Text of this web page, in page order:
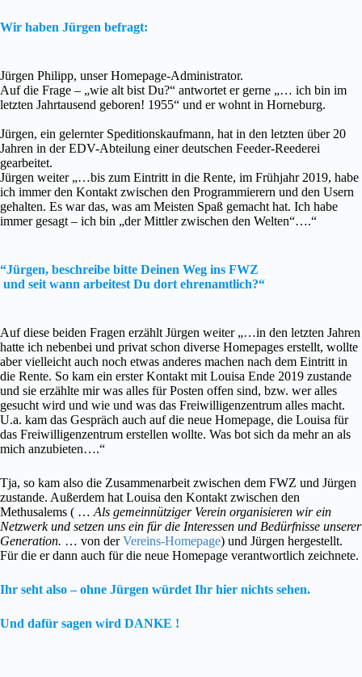
Wir haben Jürgen befragt:
Jürgen Philipp, unser Homepage-Administrator.
Auf die Frage – „wie alt bist Du?“ antwortet er gerne „… ich bin im
letzten Jahrtausend geboren! 1955“ und er wohnt in Horneburg.
Jürgen, ein gelernter Speditionskaufmann, hat in den letzten über 20
Jahren in der EDV-Abteilung einer deutschen Feeder-Reederei
gearbeitet.
Jürgen weiter „…bis zum Eintritt in die Rente, im Frühjahr 2019, habe
ich immer den Kontakt zwischen den Programmierern und den Usern
gehalten. Es war das, was am Meisten Spaß gemacht hat. Ich habe
immer gesagt – ich bin „der Mittler zwischen den Welten“….“
“Jürgen, beschreibe bitte Deinen Weg ins FWZ
und seit wann arbeitest Du dort ehrenamtlich?“
Auf diese beiden Fragen erzählt Jürgen weiter „…in den letzten Jahren
hatte ich nebenbei und privat schon diverse Homepages erstellt, wollte
aber vielleicht auch noch etwas anderes machen nach dem Eintritt in
die Rente. So kam ein erster Kontakt mit Louisa Ende 2019 zustande
und sie erzählte mir was alles für Posten offen sind, bzw. wer alles
gesucht wird und wie und was das Freiwilligenzentrum alles macht.
U.a. kam das Gespräch auch auf die neue Homepage, die Louisa für
das Freiwilligenzentrum erstellen wollte. Was bot sich da mehr an als
mich anzubieten….“
Tja, so kam also die Zusammenarbeit zwischen dem FWZ und Jürgen
zustande. Außerdem hat Louisa den Kontakt zwischen den
Methusalems ( … Als gemeinnütziger Verein organisieren wir ein
Netzwerk und setzen uns ein für die Interessen und Bedürfnisse unserer
Generation. … von derVereins-Homepage) und Jürgen hergestellt.
Für die er dann auch für die neue Homepage verantwortlich zeichnete.
Ihr seht also – ohne Jürgen würdet Ihr hier nichts sehen.
Und dafür sagen wird DANKE !